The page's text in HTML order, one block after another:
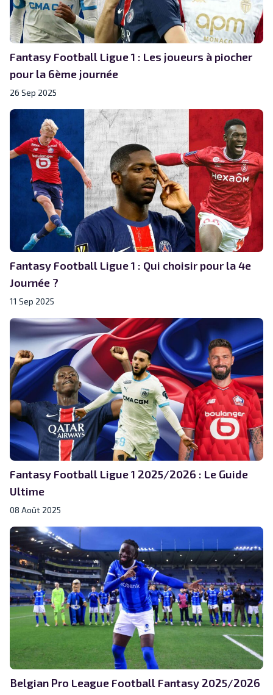
Fantasy Football Ligue 1 : Les joueurs à piocher
pour la 6ème journée
26 Sep 2025
Fantasy Football Ligue 1 : Qui choisir pour la 4e
Journée ?
11 Sep 2025
Fantasy Football Ligue 1 2025/2026 : Le Guide
Ultime
08 Août 2025
Belgian Pro League Football Fantasy 2025/2026